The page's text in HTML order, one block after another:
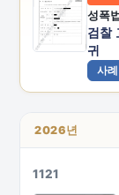
성폭
검찰
귀
사
2026년
1121